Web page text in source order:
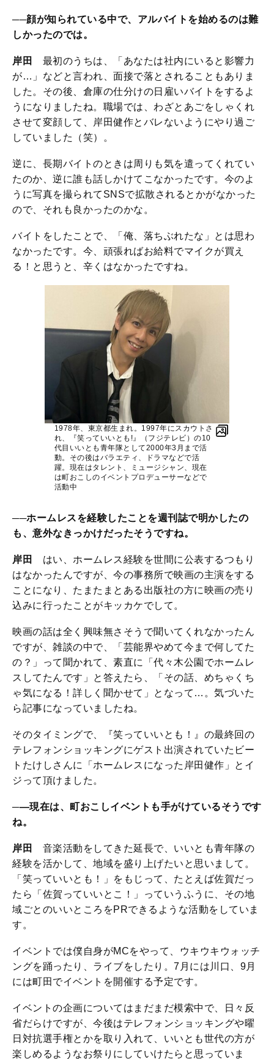
──顔が知られている中で、アルバイトを始めるのは難
しかったのでは。
岸田
最初のうちは、「あなたは社内にいると影響力
が…」などと言われ、面接で落とされることもありま
した。その後、倉庫の仕分けの日雇いバイトをするよ
うになりましたね。職場では、わざとあごをしゃくれ
させて変顔して、岸田健作とバレないようにやり過ご
していました（笑）。
逆に、長期バイトのときは周りも気を遣ってくれてい
たのか、逆に誰も話しかけてこなかったです。今のよ
うに写真を撮られてSNSで拡散されるとかがなかった
ので、それも良かったのかな。
バイトをしたことで、「俺、落ちぶれたな」とは思わ
なかったです。今、頑張ればお給料でマイクが買え
る！と思うと、辛くはなかったですね。
1978年、東京都生まれ。1997年にスカウトさ
れ、『笑っていいとも!』（フジテレビ）の10
代目いいとも青年隊として2000年3月まで活
動。その後はバラエティ、ドラマなどで活
躍。現在はタレント、ミュージシャン、現在
は町おこしのイベントプロデューサーなどで
活動中
──ホームレスを経験したことを週刊誌で明かしたの
も、意外なきっかけだったそうですね。
岸田
はい、ホームレス経験を世間に公表するつもり
はなかったんですが、今の事務所で映画の主演をする
ことになり、たまたまとある出版社の方に映画の売り
込みに行ったことがキッカケでして。
映画の話は全く興味無さそうで聞いてくれなかったん
ですが、雑談の中で、「芸能界やめて今まで何してた
の？」って聞かれて、素直に「代々木公園でホームレ
スしてたんです」と答えたら、「その話、めちゃくち
ゃ気になる！詳しく聞かせて」となって…。気づいた
ら記事になっていましたね。
そのタイミングで、『笑っていいとも！』の最終回の
テレフォンショッキングにゲスト出演されていたビー
トたけしさんに「ホームレスになった岸田健作」とイ
ジって頂けました。
─―現在は、町おこしイベントも手がけているそうです
ね。
岸田
音楽活動をしてきた延長で、いいとも青年隊の
経験を活かして、地域を盛り上げたいと思いまして。
「笑っていいとも！」をもじって、たとえば佐賀だっ
たら「佐賀っていいとこ！」っていうふうに、その地
域ごとのいいところをPRできるような活動をしていま
す。
イベントでは僕自身がMCをやって、ウキウキウォッチ
ングを踊ったり、ライブをしたり。7月には川口、9月
には町田でイベントを開催する予定です。
イベントの企画についてはまだまだ模索中で、日々反
省だらけですが、今後はテレフォンショッキングや曜
日対抗選手権とかを取り入れて、いいとも世代の方が
楽しめるようなお祭りにしていけたらと思っていま